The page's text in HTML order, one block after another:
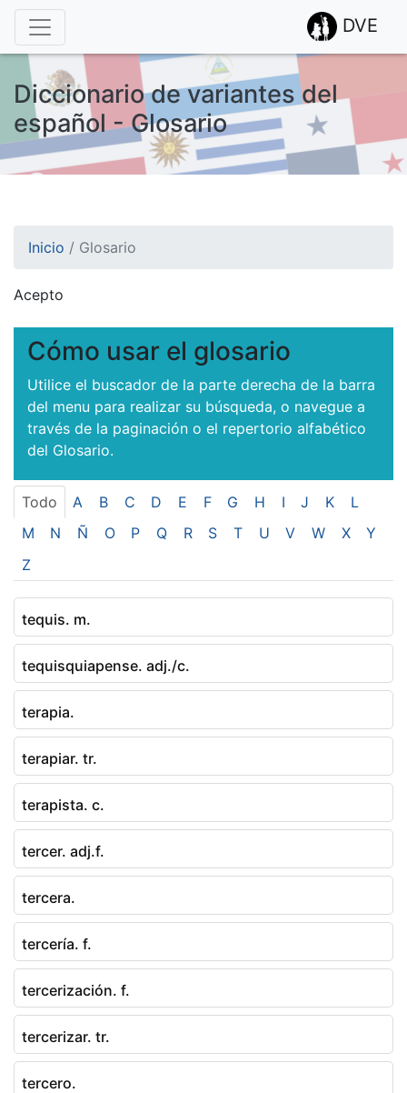
DVE
Diccionario de variantes del
español - Glosario
Inicio / Glosario
Acepto
Esto nos ayuda a recolectar estadísticas de las visitas.
Cómo usar el glosario
Utilice el buscador de la parte derecha de la barra
del menu para realizar su búsqueda, o navegue a
través de la paginación o el repertorio alfabético
del Glosario.
Todo A B C D E F G H I J K
L
M
N Ñ O P Q R S T U V W X
Y
Z
tequis. m.
tequisquiapense. adj./c.
terapia.
terapiar. tr.
terapista. c.
tercer. adj.f.
tercera.
tercería. f.
tercerización. f.
tercerizar. tr.
tercero.